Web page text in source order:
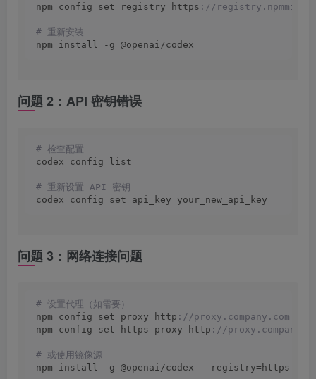
npm config set registry https ://
# 重新安装
npm install -g @openai/codex
问题 2：API 密钥错误
# 检查配置
codex config list
# 重新设置 API 密钥
codex config set api_key your_new_api_key
问题 3：网络连接问题
# 设置代理（如需要）
npm config set proxy http ://
npm config set https-proxy http ://
# 或使用镜像源
npm install -g @openai/codex --registry=https